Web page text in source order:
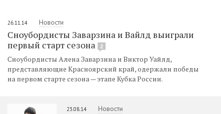
26.11.14 Новости
Сноубордисты Заварзина и Вайлд выиграли
первый старт сезона
2
Сноубордисты Алена Заварзина и Виктор Уайлд,
представляющие Красноярский край, одержали победы
на первом старте сезона — этапе Кубка России.
23.08.14 Новости